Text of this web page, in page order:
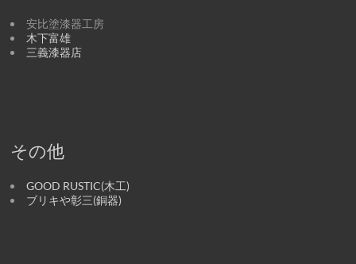
安比塗漆器工房
木下富雄
三義漆器店
その他
GOOD RUSTIC(木工)
ブリキや彰三(銅器)